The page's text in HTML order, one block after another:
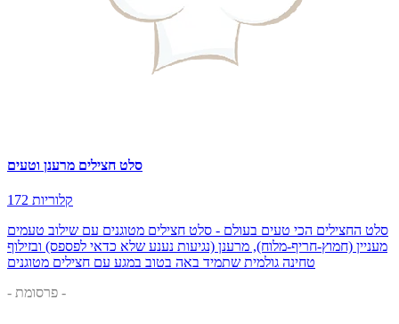
סלט חצילים מרענן וטעים
172 קלוריות
סלט החצילים הכי טעים בעולם - סלט חצילים מטוגנים עם שילוב טעמים
מעניין (חמוץ-חריף-מלוח), מרענן (נגיעות נענע שלא כדאי לפספס) ובזילוף
טחינה גולמית שתמיד באה בטוב במגע עם חצילים מטוגנים
- פרסומת -